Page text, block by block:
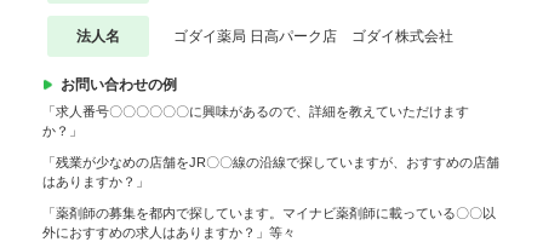
法人名 ゴダイ薬局 日高パーク店 ゴダイ株式会社
お問い合わせの例
「求人番号〇〇〇〇〇〇に興味があるので、詳細を教えていただけます
か？」
「残業が少なめの店舗をJR〇〇線の沿線で探していますが、おすすめの店舗
はありますか？」
「薬剤師の募集を都内で探しています。マイナビ薬剤師に載っている〇〇以
外におすすめの求人はありますか？」等々